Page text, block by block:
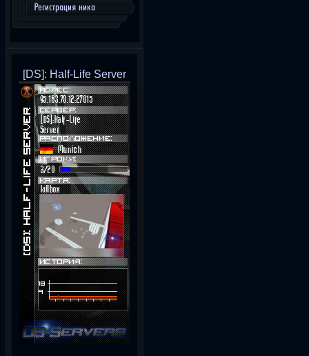
Регистрация ника
[DS]: Half-Life Server